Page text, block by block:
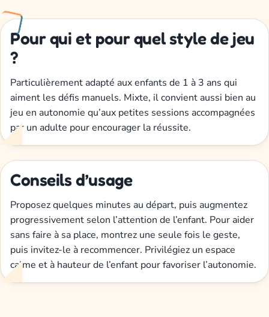
Pour qui et pour quel style de jeu
?
Particulièrement adapté aux enfants de 1 à 3 ans qui
aiment les défis manuels. Mixte, il convient aussi bien au
jeu en autonomie qu’aux petites sessions accompagnées
par un adulte pour encourager la réussite.
Conseils d’usage
Proposez quelques minutes au départ, puis augmentez
progressivement selon l’attention de l’enfant. Pour aider
sans faire à sa place, montrez une seule fois le geste,
puis invitez-le à recommencer. Privilégiez un espace
calme et à hauteur de l’enfant pour favoriser l’autonomie.